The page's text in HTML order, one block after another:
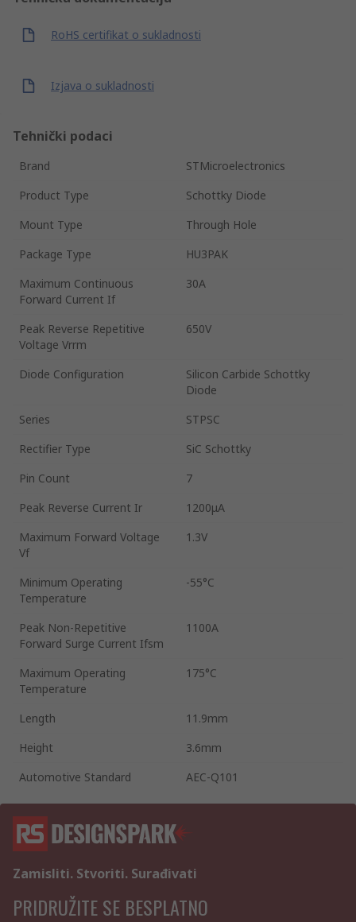
RoHS certifikat o sukladnosti
Izjava o sukladnosti
Tehnički podaci
Brand
STMicroelectronics
Product Type
Schottky Diode
Mount Type
Through Hole
Package Type
HU3PAK
Maximum Continuous
Forward Current If
30A
Peak Reverse Repetitive
Voltage Vrrm
650V
Diode Configuration
Silicon Carbide Schottky
Diode
Series
STPSC
Rectifier Type
SiC Schottky
Pin Count
7
Peak Reverse Current Ir
1200μA
Maximum Forward Voltage
Vf
1.3V
Minimum Operating
Temperature
-55°C
Peak Non-Repetitive
Forward Surge Current Ifsm
1100A
Maximum Operating
Temperature
175°C
Length
11.9mm
Height
3.6mm
Automotive Standard
AEC-Q101
Zamisliti. Stvoriti. Surađivati
PRIDRUŽITE SE BESPLATNO